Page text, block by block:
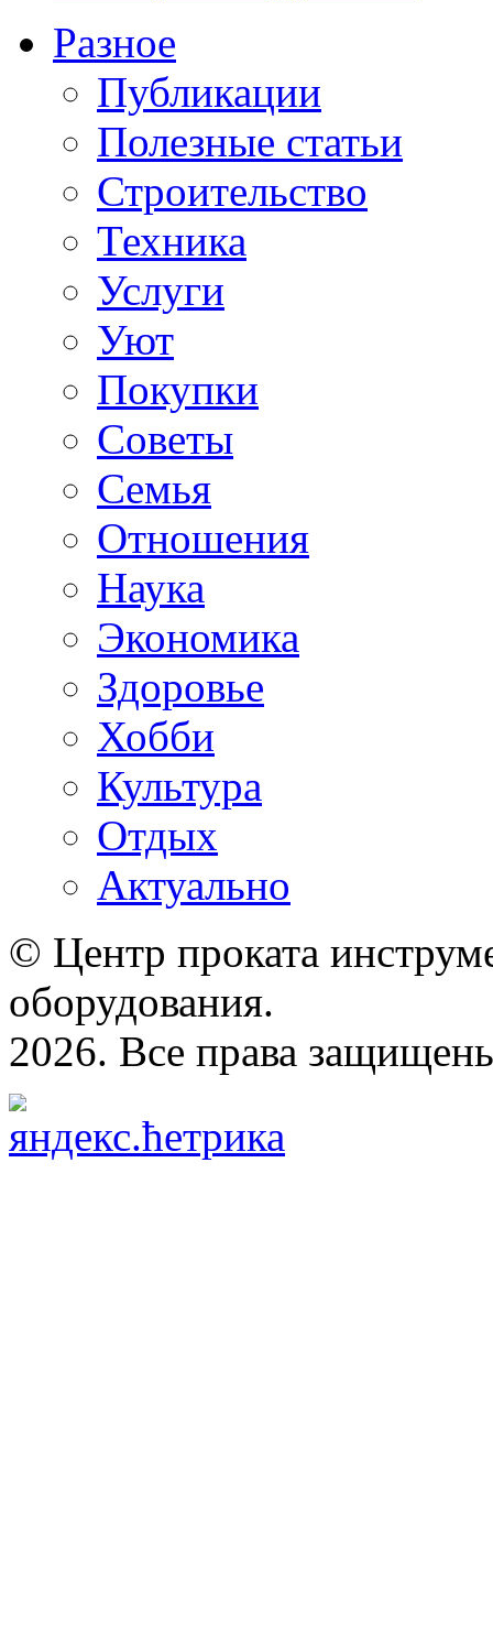
Разное
Публикации
Полезные статьи
Строительство
Техника
Услуги
Уют
Покупки
Советы
Семья
Отношения
Наука
Экономика
Здоровье
Хобби
Культура
Отдых
Актуально
© Центр проката
оборудования.
2026. Все права